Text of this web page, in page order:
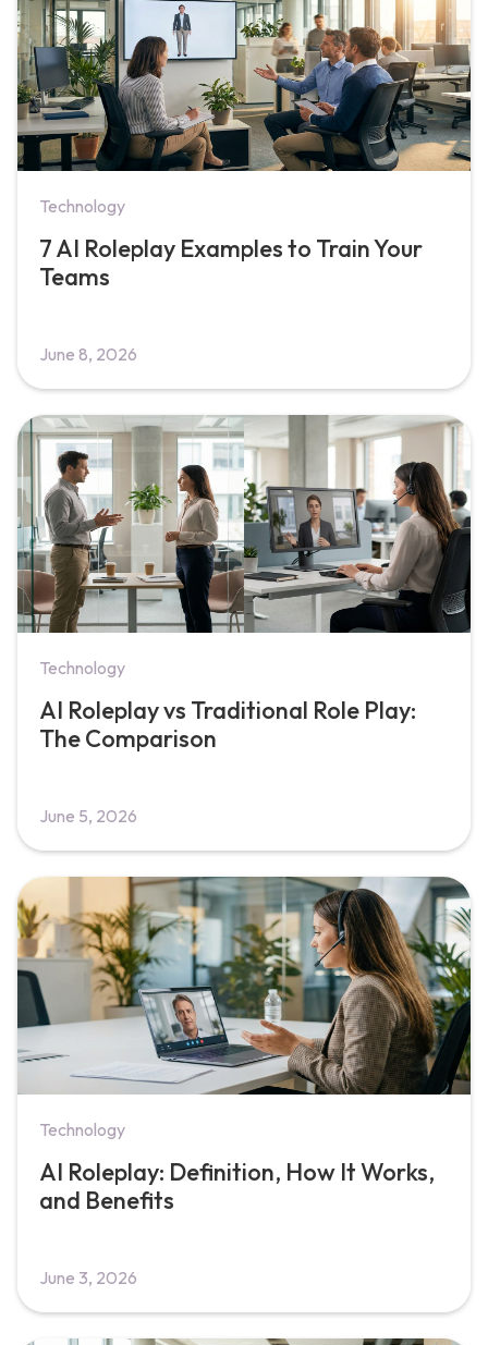
Technology
7 AI Roleplay Examples to Train Your
Teams
June 8, 2026
Technology
AI Roleplay vs Traditional Role Play:
The Comparison
June 5, 2026
Technology
AI Roleplay: Definition, How It Works,
and Benefits
June 3, 2026